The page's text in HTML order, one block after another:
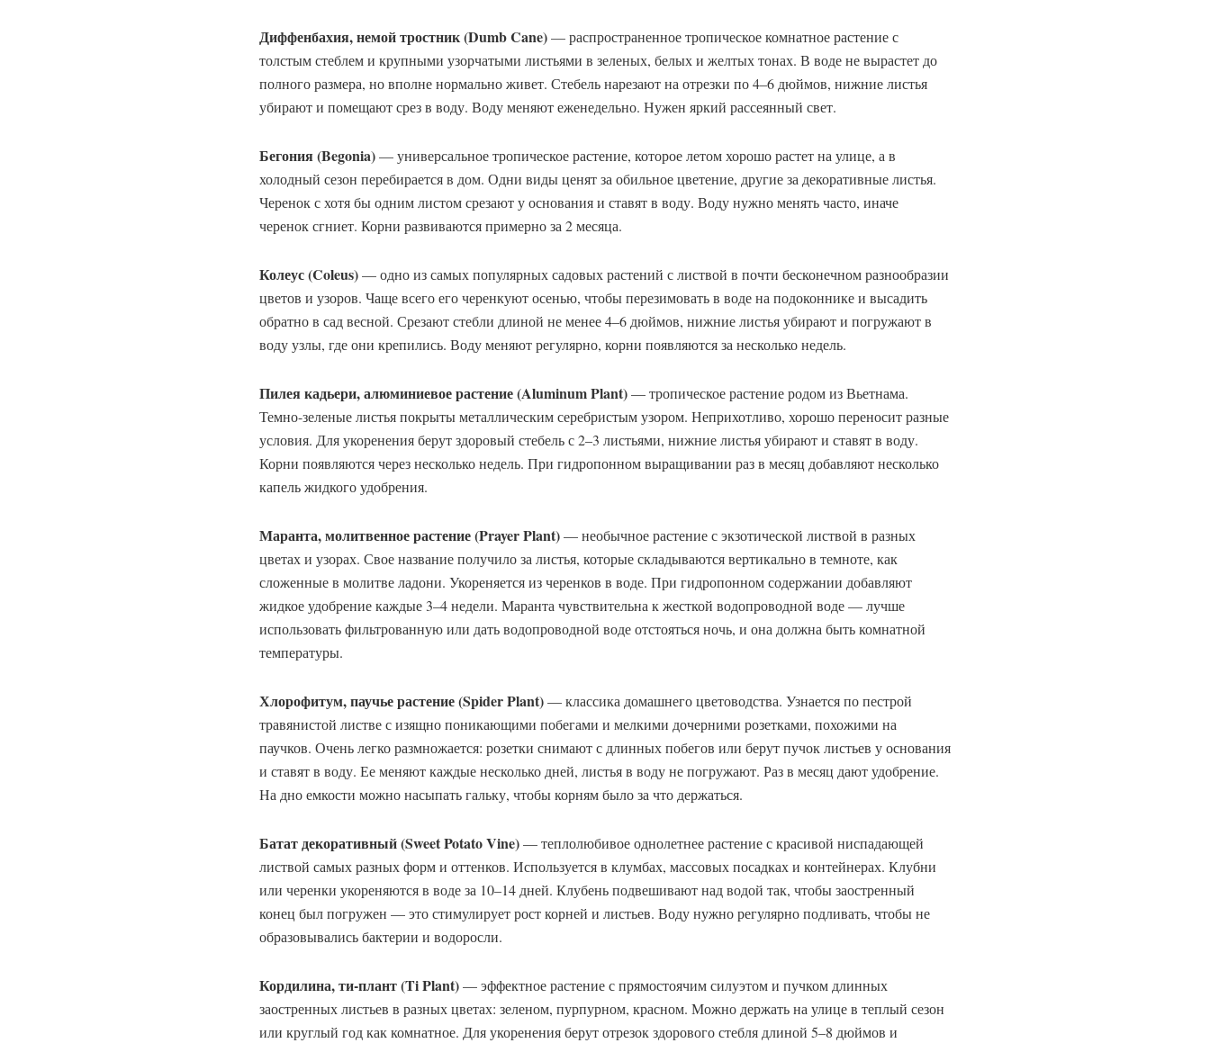
Диффенбахия, немой тростник (Dumb Cane)— распространенное тропическое комнатное растение с
толстым стеблем и крупными узорчатыми листьями в зеленых, белых и желтых тонах. В воде не вырастет до
полного размера, но вполне нормально живет. Стебель нарезают на отрезки по 4–6 дюймов, нижние листья
убирают и помещают срез в воду. Воду меняют еженедельно. Нужен яркий рассеянный свет.
Бегония (Begonia)— универсальное тропическое растение, которое летом хорошо растет на улице, а в
холодный сезон перебирается в дом. Одни виды ценят за обильное цветение, другие за декоративные листья.
Черенок с хотя бы одним листом срезают у основания и ставят в воду. Воду нужно менять часто, иначе
черенок сгниет. Корни развиваются примерно за 2 месяца.
Колеус (Coleus)— одно из самых популярных садовых растений с листвой в почти бесконечном разнообразии
цветов и узоров. Чаще всего его черенкуют осенью, чтобы перезимовать в воде на подоконнике и высадить
обратно в сад весной. Срезают стебли длиной не менее 4–6 дюймов, нижние листья убирают и погружают в
воду узлы, где они крепились. Воду меняют регулярно, корни появляются за несколько недель.
Пилея кадьери, алюминиевое растение (Aluminum Plant)— тропическое растение родом из Вьетнама.
Темно-зеленые листья покрыты металлическим серебристым узором. Неприхотливо, хорошо переносит разные
условия. Для укоренения берут здоровый стебель с 2–3 листьями, нижние листья убирают и ставят в воду.
Корни появляются через несколько недель. При гидропонном выращивании раз в месяц добавляют несколько
капель жидкого удобрения.
Маранта, молитвенное растение (Prayer Plant)— необычное растение с экзотической листвой в разных
цветах и узорах. Свое название получило за листья, которые складываются вертикально в темноте, как
сложенные в молитве ладони. Укореняется из черенков в воде. При гидропонном содержании добавляют
жидкое удобрение каждые 3–4 недели. Маранта чувствительна к жесткой водопроводной воде — лучше
использовать фильтрованную или дать водопроводной воде отстояться ночь, и она должна быть комнатной
температуры.
Хлорофитум, паучье растение (Spider Plant)— классика домашнего цветоводства. Узнается по пестрой
травянистой листве с изящно поникающими побегами и мелкими дочерними розетками, похожими на
паучков. Очень легко размножается: розетки снимают с длинных побегов или берут пучок листьев у основания
и ставят в воду. Ее меняют каждые несколько дней, листья в воду не погружают. Раз в месяц дают удобрение.
На дно емкости можно насыпать гальку, чтобы корням было за что держаться.
Батат декоративный (Sweet Potato Vine)— теплолюбивое однолетнее растение с красивой ниспадающей
листвой самых разных форм и оттенков. Используется в клумбах, массовых посадках и контейнерах. Клубни
или черенки укореняются в воде за 10–14 дней. Клубень подвешивают над водой так, чтобы заостренный
конец был погружен — это стимулирует рост корней и листьев. Воду нужно регулярно подливать, чтобы не
образовывались бактерии и водоросли.
Кордилина, ти-плант (Ti Plant)— эффектное растение с прямостоячим силуэтом и пучком длинных
заостренных листьев в разных цветах: зеленом, пурпурном, красном. Можно держать на улице в теплый сезон
или круглый год как комнатное. Для укоренения берут отрезок здорового стебля длиной 5–8 дюймов и